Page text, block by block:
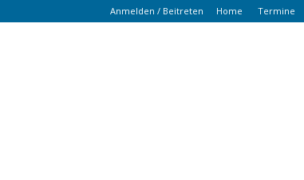
Anmelden / Beitreten Home Termine